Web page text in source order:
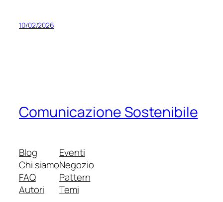
10/02/2026
Comunicazione Sostenibile
Blog
Chi siamo
FAQ
Autori
Eventi
Negozio
Pattern
Temi